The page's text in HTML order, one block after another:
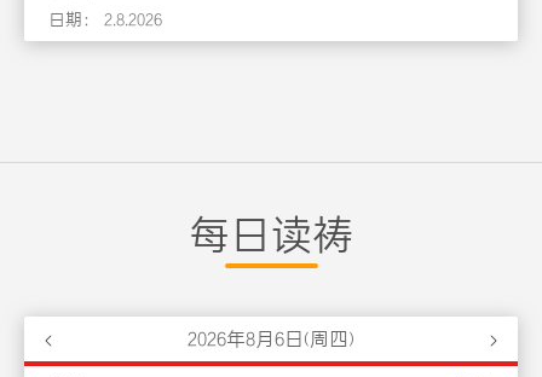
日期： 28 2026
每日读祷
2026年8月 6日(周四 )